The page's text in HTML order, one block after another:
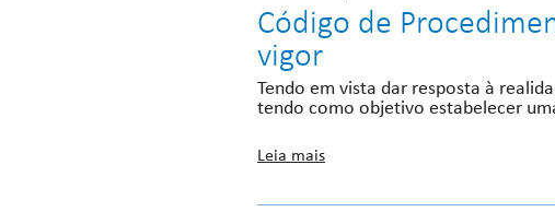
Código de
vigor
Tendo em vista dar resposta à
tendo como objetivo estabelecer
Leia mais